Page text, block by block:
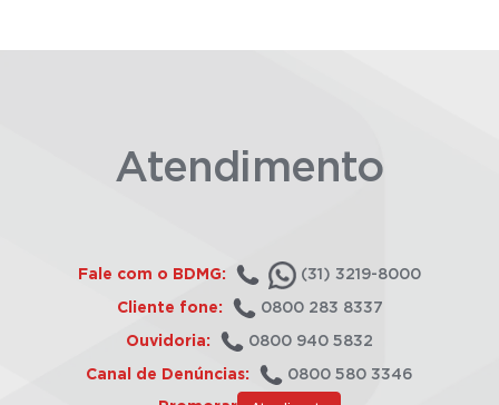
Atendimento
Fale com o BDMG: (31) 3219-8000
Cliente fone: 0800 283 8337
Ouvidoria: 0800 940 5832
Canal de Denúncias: 0800 580 3346